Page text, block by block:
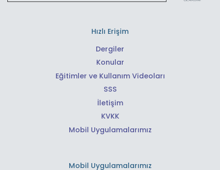
Hızlı Erişim
Dergiler
Konular
Eğitimler ve Kullanım Videoları
SSS
İletişim
KVKK
Mobil Uygulamalarımız
Mobil Uygulamalarımız